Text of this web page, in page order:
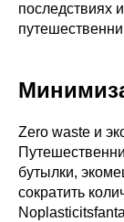
последствиях
Zero waste и
бутылки,
сократить